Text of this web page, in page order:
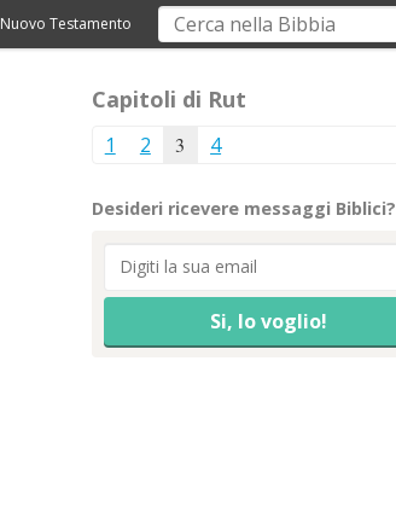
Nuovo Testamento
Capitoli di Rut
1 2 3 4
Desideri ricevere messaggi Biblici?